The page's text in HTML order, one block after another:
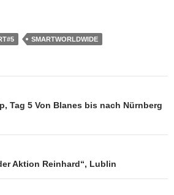
SMARTWORLDWIDE
Tag 5 Von Blanes bis nach Nürnberg
Aktion Reinhard“, Lublin